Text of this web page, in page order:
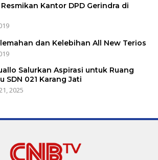
Kantor DPD Gerindra di
dan Kelebihan All New Terios
Salurkan Aspirasi untuk Ruang
SDN 021 Karang Jati
2025